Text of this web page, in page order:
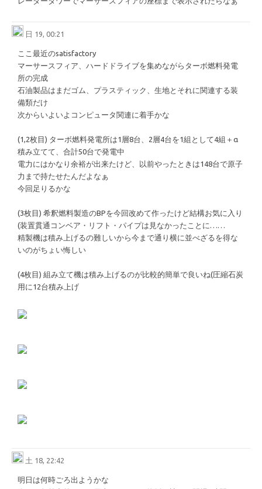
日 19, 00:21
ここ最近のsatisfactory
マーサースフィア、ハードドライブを集めながらターボ燃料発電
所の完成
石油製品はまだゴム、プラスティック、生地とそれに関連する装
備類だけ
次からいよいよコンピュータ関連に着手かな
(1,2枚目) ターボ燃料発電所は1層8台、2層4台を1組として4組＋α
積み立てて、合計50台で発電中
電力にはかなり余裕が出来たけど、以前やったときは148台で原子
力まで持たせたんだよなぁ
今回足りるかな
(3枚目) 希釈燃料製造のBPを今回改めて作ったけど結構お気に入り
(装置貫通コンベア・リフト・パイプは見なかったことに……
精製機は積み上げるの難しいから今まで通り横に並べざるを得な
いのがちょい悔しい
(4枚目) 組み立て機は積み上げるのが比較的簡単で良いね(圧縮石炭
用に12台積み上げ
土 18, 22:42
明日は何時ごろ出ようかな